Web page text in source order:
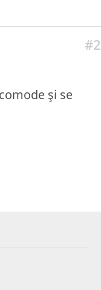
#2
și se